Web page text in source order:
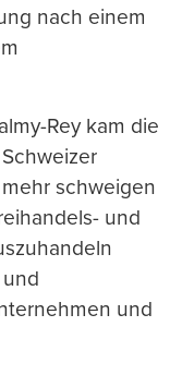
nach einem
Rey kam die
schweigen
und
und